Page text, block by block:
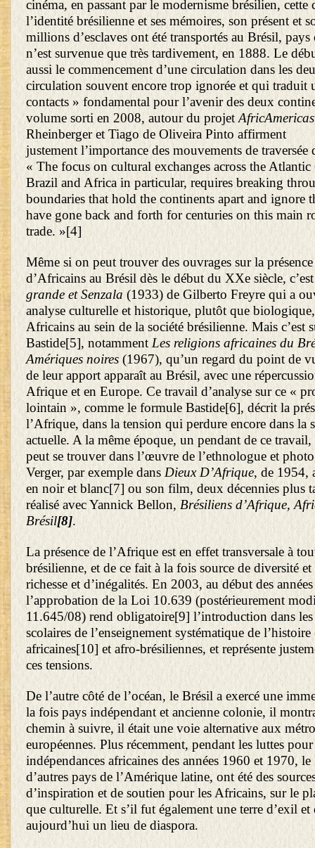
cinéma, en passant par le modernisme brésilien, cette
l’identité brésilienne et ses mémoires, son présent et
millions d’esclaves ont été transportés au Brésil,
n’est survenue que très tardivement, en 1888. Le
aussi le commencement d’une circulation dans les
circulation souvent encore trop ignorée et qui traduit
contacts » fondamental pour l’avenir des deux
volume sorti en 2008, autour du projetAfricAmericas
Rheinberger et Tiago de Oliveira Pinto affirment
justement l’importance des mouvements de traversée
« The focus on cultural exchanges across the Atlantic
Brazil and Africa in particular, requires breaking
boundaries that hold the continents apart and ignore
have gone back and forth for centuries on this main
trade. »[4]
Même si on peut trouver des ouvrages sur la présence
d’Africains au Brésil dès le début du XXe siècle,
grande et Senzala(1933) de Gilberto Freyre qui a
analyse culturelle et historique, plutôt que
Africains au sein de la société brésilienne. Mais c’est
Bastide[5], notammentLes religions africaines du
Amériques noires (1967), qu’un regard du point de
de leur apport apparaît au Brésil, avec une
Afrique et en Europe. Ce travail d’analyse sur ce «
lointain », comme le formule Bastide[6], décrit la
l’Afrique, dans la tension qui perdure encore dans la
actuelle. A la même époque, un pendant de ce travail,
peut se trouver dans l’œuvre de l’ethnologue et
Verger, par exemple dans Dieux D’Afrique, de 1954,
en noir et blanc[7] ou son film, deux décennies plus
réalisé avec Yannick Bellon, Brésiliens d’Afrique,
Brésil[8].
La présence de l’Afrique est en effet transversale à
brésilienne, et de ce fait à la fois source de diversité
richesse et d’inégalités. En 2003, au début des
l’approbation de la Loi 10.639 (postérieurement
11.645/08) rend obligatoire[9]l’introduction dans
scolaires de l’enseignement systématique de l’histoire
africaines[10] et afro-brésiliennes, et représente
ces tensions.
De l’autre côté de l’océan, le Brésil a exercé une
la fois pays indépendant et ancienne colonie, il
chemin à suivre, il était une voie alternative aux
européennes. Plus récemment, pendant les luttes pour
indépendances africaines des années 1960 et 1970,
d’autres pays de l’Amérique latine, ont été des
d’inspiration et de soutien pour les Africains, sur le
que culturelle. Et s’il fut également une terre d’exil et
aujourd’hui un lieu de diaspora.